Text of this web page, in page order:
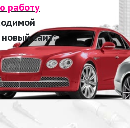
работу
сайт: